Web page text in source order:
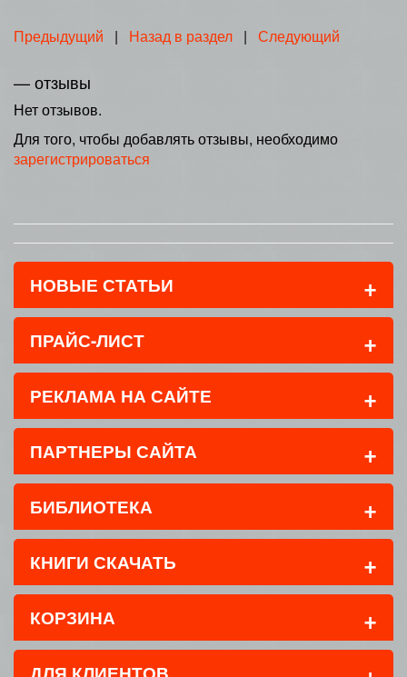
Предыдущий | Назад в раздел | Следующий
— отзывы
Нет отзывов.
Для того, чтобы добавлять отзывы, необходимо
зарегистрироваться
НОВЫЕ СТАТЬИ +
ПРАЙС-ЛИСТ +
РЕКЛАМА НА САЙТЕ +
ПАРТНЕРЫ САЙТА +
БИБЛИОТЕКА +
КНИГИ СКАЧАТЬ +
КОРЗИНА +